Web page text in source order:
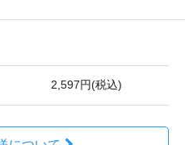
2,597円(税込)